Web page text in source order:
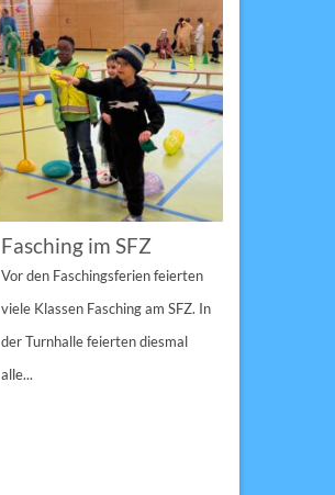
Fasching im SFZ
Vor den Faschingsferien feierten
viele Klassen Fasching am SFZ. In
der Turnhalle feierten diesmal
alle...